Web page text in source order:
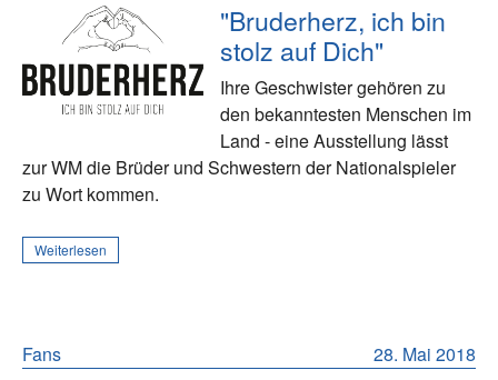
"Bruderherz, ich bin
stolz auf Dich"
Ihre Geschwister gehören zu
den bekanntesten Menschen im
Land - eine Ausstellung lässt
zur WM die Brüder und Schwestern der Nationalspieler
zu Wort kommen.
Weiterlesen
28. Mai 2018
Fans